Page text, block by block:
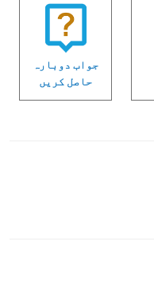
جواب دوبارہ
حاصل کریں